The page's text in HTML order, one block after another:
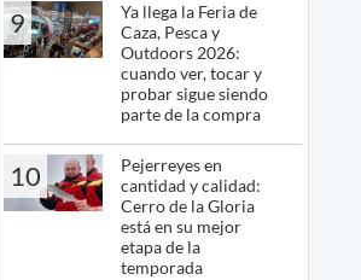
9
Ya llega la Feria de
Caza, Pesca y
Outdoors 2026:
cuando ver, tocar y
probar sigue siendo
parte de la compra
10
Pejerreyes en
cantidad y calidad:
Cerro de la Gloria
está en su mejor
etapa de la
temporada